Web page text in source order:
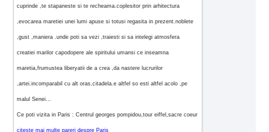
cuprinde ,te stapaneste si te recheama.coplesitor prin arhitectura
,evocarea maretiei unei lumi apuse si totusi regasita in prezent.noblete
,gust ,maniera .unde poti sa vezi ,traiesti si sa intelegi atmosfera
creatiei marilor capodopere ale spiritului umansi ce inseamna
maretia,frumustea liberyatii de a crea ,da nastere lucrurilor
,artei.incomparabil cu alt oras,citadela.e altfel so esti altfel acolo ,pe
malul Senei...
Ce poti vizita in Paris : Centrul georges pompidou,tour eiffel,sacre coeur
citeste mai multe pareri despre Paris